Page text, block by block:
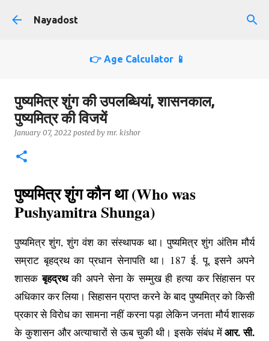
Nayadost
👉 Age Calculator 📱
पुष्यमित्र शुंग की उपलब्धियां, शासनकाल,
पुष्यमित्र की विजयें
January 07, 2022 posted by mr. kishor
पुष्यमित्र शुंग कौन था (Who was
Pushyamitra Shunga)
पुष्यमित्र शुंग,‌ शुंग वंश का संस्थापक था। पुष्यमित्र शुंग अंतिम मौर्य
सम्राट बृहद्रथ का प्रधान सेनापति था। 187 ई. पू. इसने अपने
शासकबृहद्रथकी अपने सेना के सम्मुख ही हत्या कर सिंहासन पर
अधिकार कर लिया। सिहासन प्राप्त करने के बाद पुष्यमित्र को किसी
प्रकार से विरोध का सामना नहीं करना पड़ा लेकिन जनता मौर्य शासक
के कुशासन और अत्याचारों से ऊब चुकी थी। इसके संबंध मेंआर. सी.